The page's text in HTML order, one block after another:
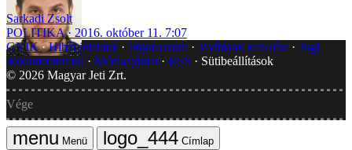
Sarkadi Zsolt
POLITIKA
2016. október 11. 7:07
GYIK Hibát jelentek Impresszum Javítások kezelése
Jogi
dokumentumok
Médiaajánlat RSS
Sütibeállítások
© 2026 Magyar Jeti Zrt.
Vége
Menü
Címlap